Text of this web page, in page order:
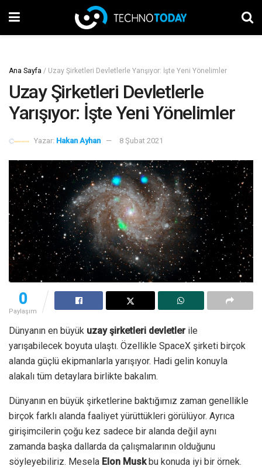
Ana Sayfa / Uzay Şirketleri Devletlerle Yarışıyor: İşte Yeni Yönelimler
Uzay Şirketleri Devletlerle
Yarışıyor: İşte Yeni Yönelimler
Yazar: Hakan Ayhan 8 Şubat 2021
0
Paylaşım
Dünyanın en büyük uzay şirketleri devletlerile
yarışabilecek boyuta ulaştı. Özellikle SpaceX şirketi birçok
alanda güçlü ekipmanlarla yarışıyor. Hadi gelin konuyla
alakalı tüm detaylara birlikte bakalım.
Dünyanın en büyük şirketlerine baktığımız zaman genellikle
birçok farklı alanda faaliyet yürüttükleri görülüyor. Ayrıca
girişimcilerin çoğu kez sadece bir alanda değil aynı
zamanda başka dallarda da çalışmalarının olduğunu
söyleyebiliriz. Mesela Elon Muskbu konuda iyi bir örnek.